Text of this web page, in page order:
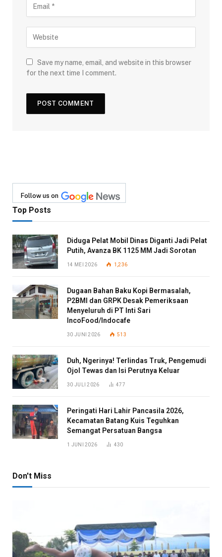
Save my name, email, and website in this browser
for the next time I comment.
Follow us on
Top Posts
Diduga Pelat Mobil Dinas Diganti Jadi Pelat
Putih, Avanza BK 1125 MM Jadi Sorotan
14 MEI 2026 1,236
Dugaan Bahan Baku Kopi Bermasalah,
P2BMI dan GRPK Desak Pemeriksaan
Menyeluruh di PT Inti Sari
IncoFood/Indocafe
30 JUNI 2026 513
Duh, Ngerinya! Terlindas Truk, Pengemudi
Ojol Tewas dan Isi Perutnya Keluar
30 JULI 2026 477
Peringati Hari Lahir Pancasila 2026,
Kecamatan Batang Kuis Teguhkan
Semangat Persatuan Bangsa
1 JUNI 2026 430
Don't Miss